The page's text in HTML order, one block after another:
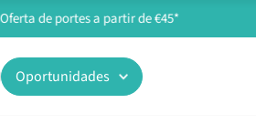
Oportunidades